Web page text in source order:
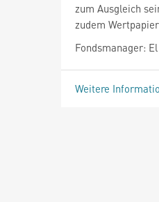
zum Ausgleich
zudem
Fondsmanager:
Weitere